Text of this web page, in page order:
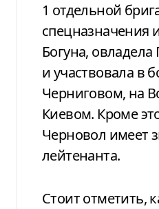
1 отдельной
спецназначения
Богуна,
и участвовала в
Черниговом, на
Киевом. Кроме
Черновол имеет
лейтенанта.
Стоит отметить,